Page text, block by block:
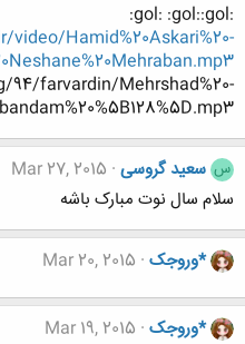
:gol: :gol::gol:
Hamid%20Askari%20-
94/farvardin/Mehrshad%20-
س سعید گروسی Mar 27, 2015
سلام سال نوت مبارک باشه
*وروجک Mar 20, 2015
*وروجک Mar 19, 2015